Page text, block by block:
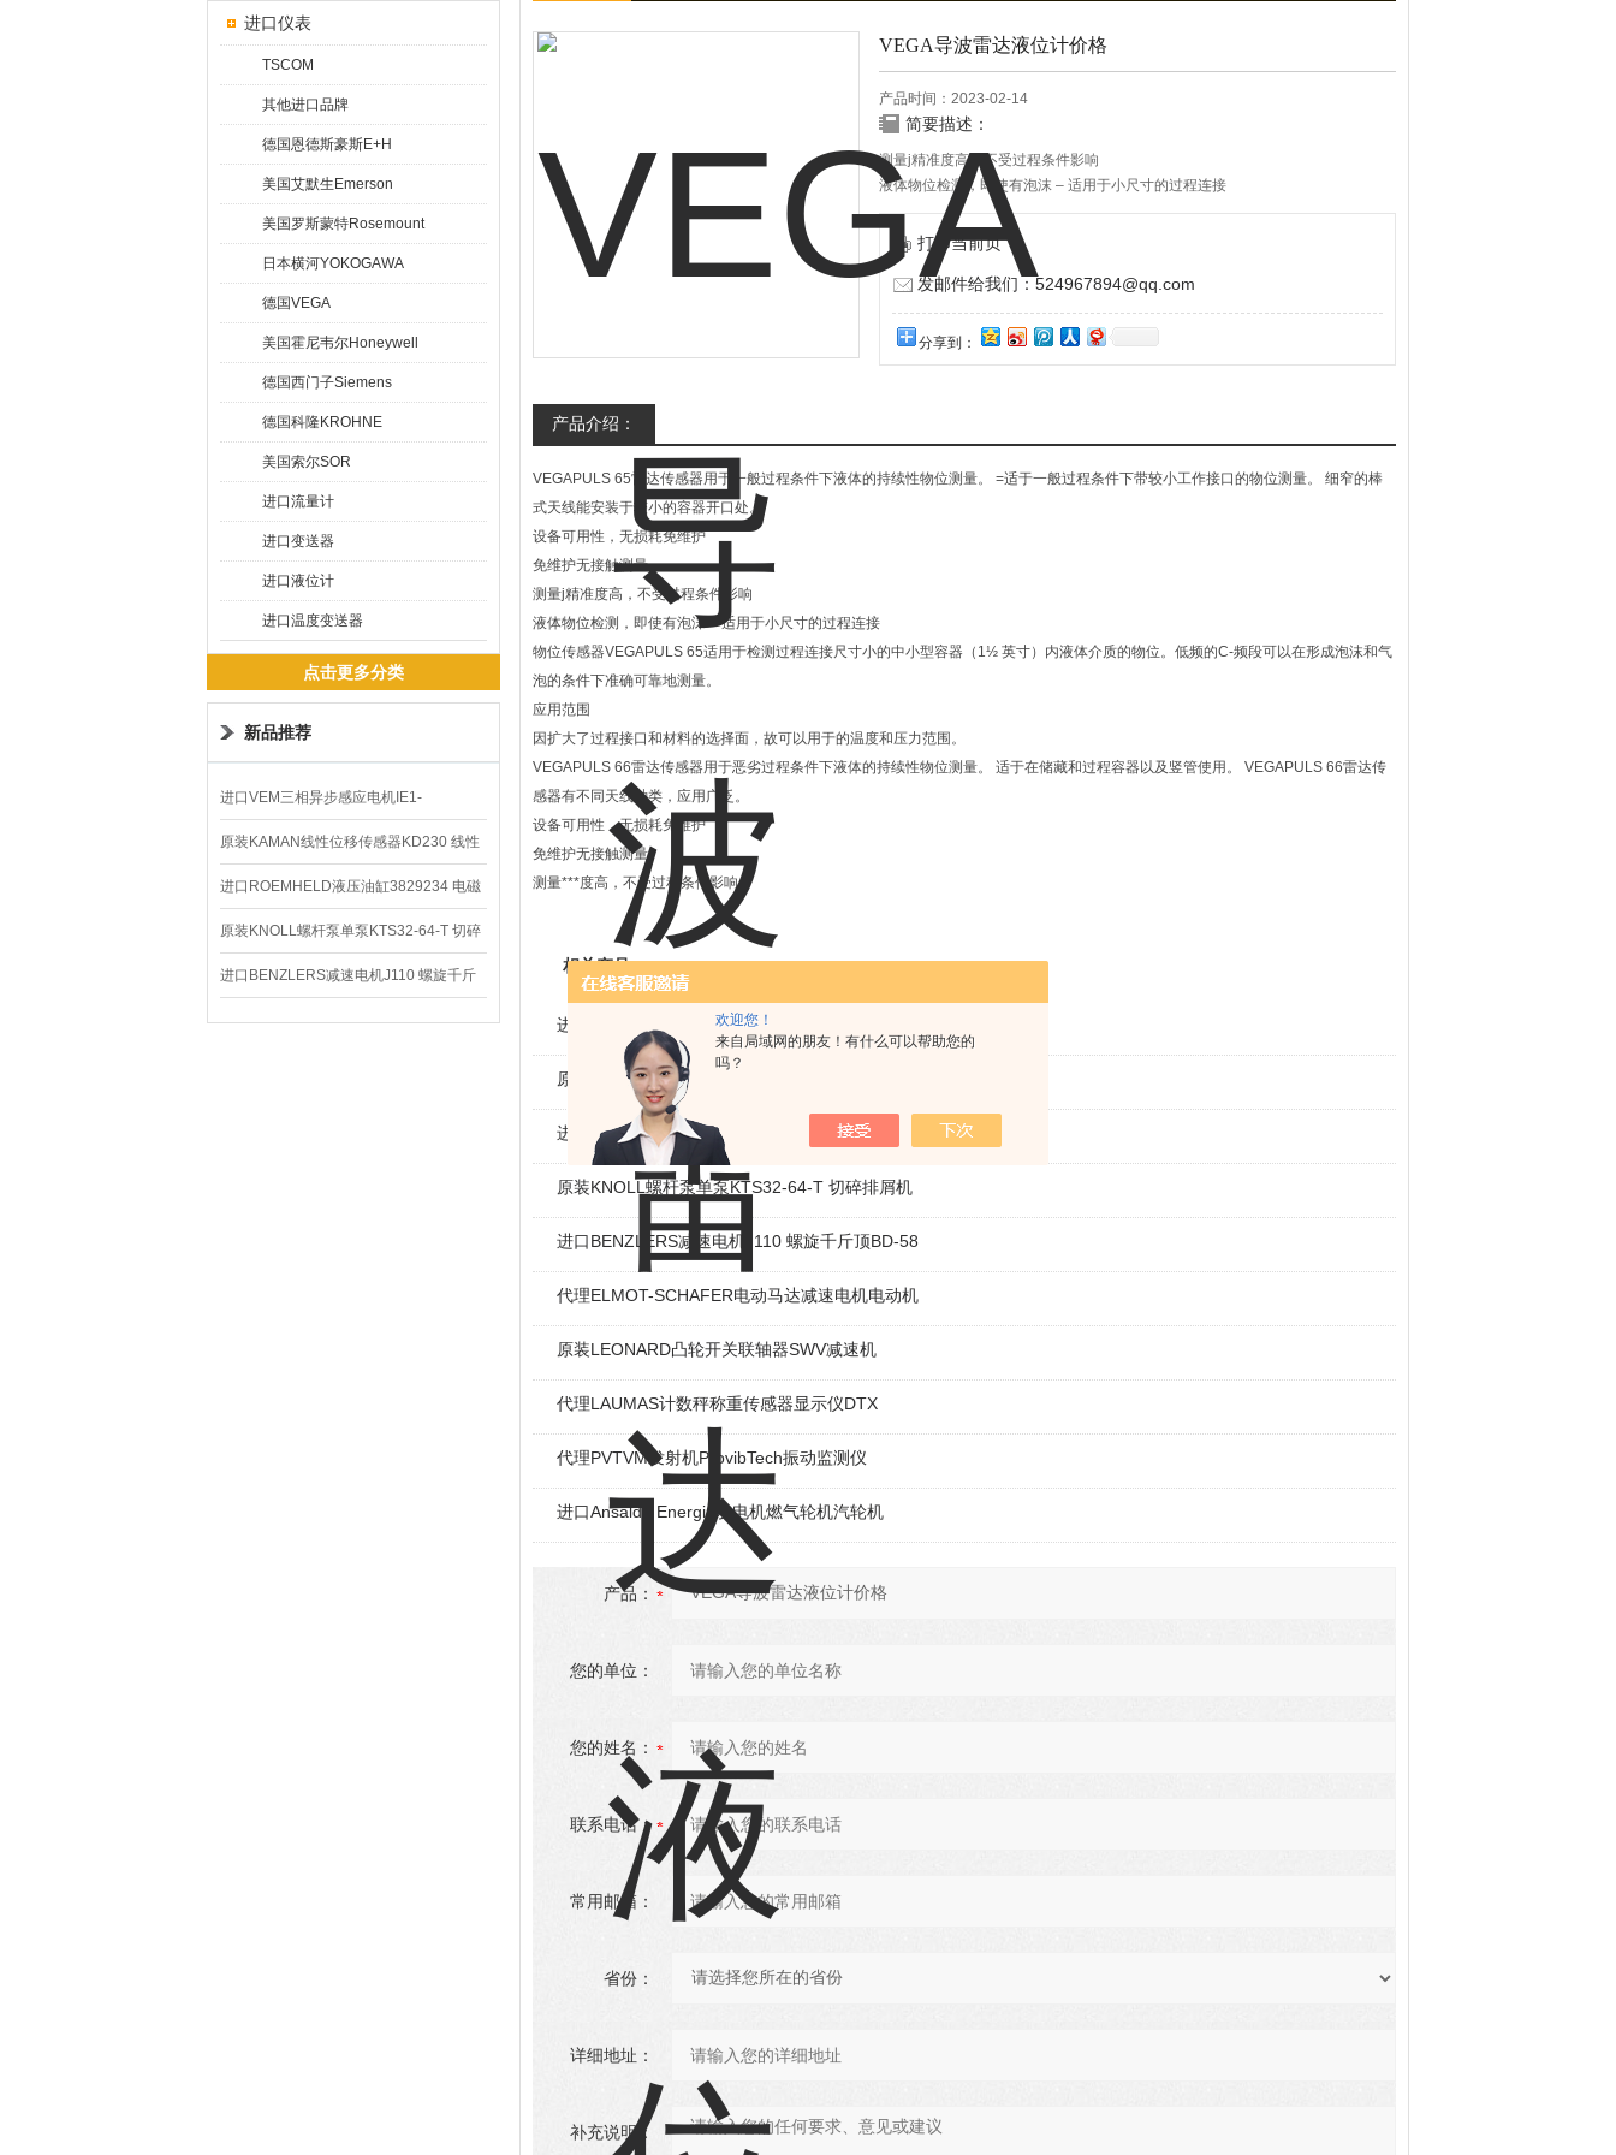
欢迎您！
来自局域网的朋友！有什么可以帮助您的
吗？
进口仪表
TSCOM
其他进口品牌
德国恩德斯豪斯E+H
美国艾默生Emerson
美国罗斯蒙特Rosemount
日本横河YOKOGAWA
德国VEGA
美国霍尼韦尔Honeywell
德国西门子Siemens
德国科隆KROHNE
美国索尔SOR
进口流量计
进口变送器
进口液位计
进口温度变送器
点击更多分类
新品推荐
进口VEM三相异步感应电机IE1-
K21R80G4马达
原装KAMAN线性位移传感器KD230 线性
编码器
进口ROEMHELD液压油缸3829234 电磁
阀定位器
原装KNOLL螺杆泵单泵KTS32-64-T 切碎
排屑机
进口BENZLERS减速电机J110 螺旋千斤
顶BD-58
VEGA导波雷达液位计价格
产品时间：2023-02-14
简要描述：
测量j精准度高，不受过程条件影响
液体物位检测，即使有泡沫 – 适用于小尺寸的过程连接
打印当前页
发邮件给我们：524967894@qq.com
分享到：
产品介绍：
VEGAPULS 65雷达传感器用于一般过程条件下液体的持续性物位测量。 =适于一般过程条件下带较小工作接口的物位测量。 细窄的棒
式天线能安装于较小的容器开口处。
设备可用性，无损耗免维护
免维护无接触测量
测量j精准度高，不受过程条件影响
液体物位检测，即使有泡沫 – 适用于小尺寸的过程连接
物位传感器VEGAPULS 65适用于检测过程连接尺寸小的中小型容器（1½ 英寸）内液体介质的物位。低频的C-频段可以在形成泡沫和气
泡的条件下准确可靠地测量。
应用范围
因扩大了过程接口和材料的选择面，故可以用于的温度和压力范围。
VEGAPULS 66雷达传感器用于恶劣过程条件下液体的持续性物位测量。 适于在储藏和过程容器以及竖管使用。 VEGAPULS 66雷达传
感器有不同天线种类，应用广泛。
设备可用性，无损耗免维护
免维护无接触测量
测量***度高，不受过程条件影响
相关产品
进口VEM三相异步感应电机IE1-K21R80G4马达
原装KAMAN线性位移传感器KD230 线性编码器
进口ROEMHELD液压油缸3829234 电磁阀定位器
原装KNOLL螺杆泵单泵KTS32-64-T 切碎排屑机
进口BENZLERS减速电机J110 螺旋千斤顶BD-58
代理ELMOT-SCHAFER电动马达减速电机电动机
原装LEONARD凸轮开关联轴器‌SWV减速机
代理LAUMAS计数秤称重传感器显示仪DTX
代理PVTVM发射机ProvibTech振动监测仪
进口Ansaldo Energia发电机燃气轮机汽轮机
产品：
您的单位：
您的姓名：
联系电话：
常用邮箱：
省份：
详细地址：
补充说明：